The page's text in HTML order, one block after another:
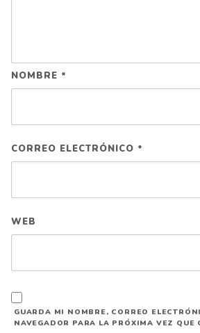
NOMBRE *
CORREO ELECTRÓNICO *
WEB
GUARDA MI NOMBRE, CORREO
NAVEGADOR PARA LA PRÓXIMA VEZ QUE